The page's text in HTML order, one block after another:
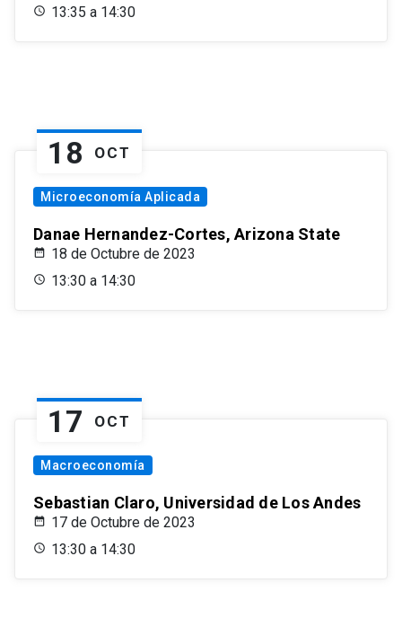
13:35 a 14:30
18 OCT
Microeconomía Aplicada
Danae Hernandez-Cortes, Arizona State
18 de Octubre de 2023
13:30 a 14:30
17 OCT
Macroeconomía
Sebastian Claro, Universidad de Los Andes
17 de Octubre de 2023
13:30 a 14:30